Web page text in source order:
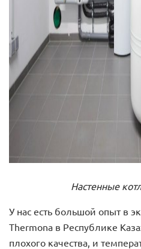
Настенные
У нас есть большой опыт в
Thermona в Республике
плохого качества, и